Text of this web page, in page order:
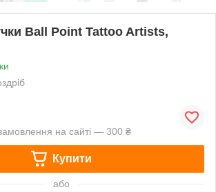
Ball Point Tattoo Artists,
на сайті — 300 ₴
Купити
або